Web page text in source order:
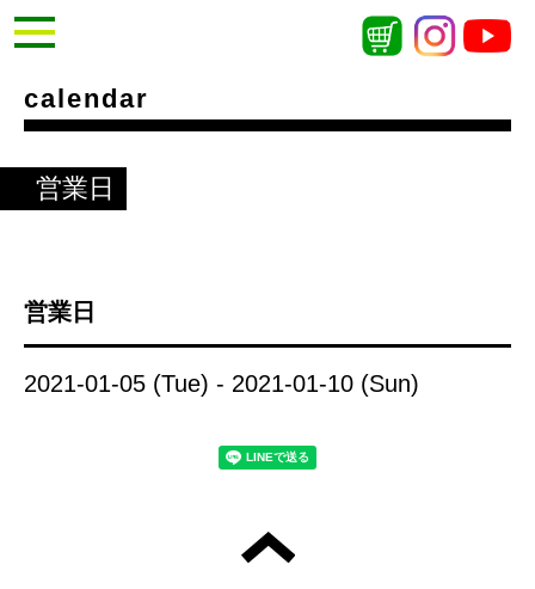
calendar
営業日
営業日
2021-01-05 (Tue) - 2021-01-10 (Sun)